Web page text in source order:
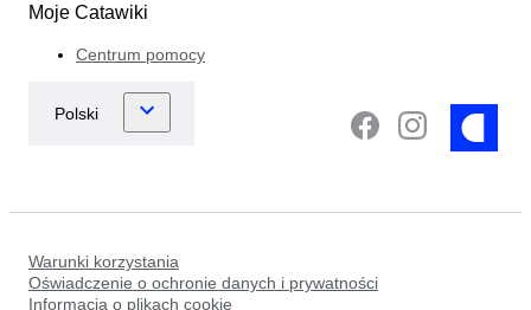
Moje Catawiki
Centrum pomocy
Warunki korzystania
Oświadczenie o ochronie danych i prywatności
Informacja o plikach cookie